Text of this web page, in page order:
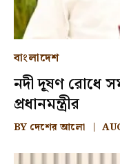
বাংলাদেশ
নদী দূষণ রোধে
প্রধানমন্ত্রীর
BY দেশের আলো